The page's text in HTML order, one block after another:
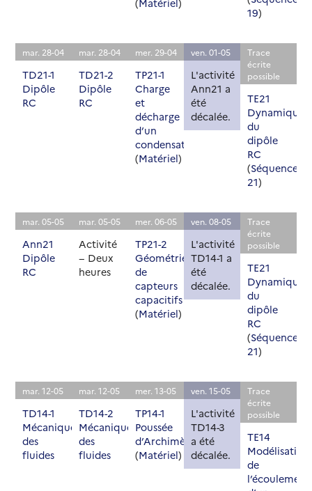
(Matériel)
19)
mar. 28-04
TD21-1
Dipôle
RC
mar. 28-04
TD21-2
Dipôle
RC
mer. 29-04
TP21-1
Charge
et
décharge
d’un
condensateur
(Matériel)
ven. 01-05
L'activité
Ann21 a
été
décalée.
Trace
écrite
possible
TE21
Dynamique
du
dipôle
RC
(Séquence
21)
mar. 05-05
Ann21
Dipôle
RC
mar. 05-05
Activité
− Deux
heures
mer. 06-05
TP21-2
Géométrie
de
capteurs
capacitifs
(Matériel)
ven. 08-05
L'activité
TD14-1 a
été
décalée.
Trace
écrite
possible
TE21
Dynamique
du
dipôle
RC
(Séquence
21)
mar. 12-05
TD14-1
Mécanique
des
fluides
mar. 12-05
TD14-2
Mécanique
des
fluides
mer. 13-05
TP14-1
Poussée
d’Archimède
(Matériel)
ven. 15-05
L'activité
TD14-3
a été
décalée.
Trace
écrite
possible
TE14
Modélisation
de
l’écoulement